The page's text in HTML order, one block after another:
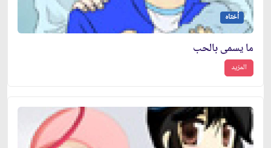
أختاه
ما يسمى بالحب
المزيد